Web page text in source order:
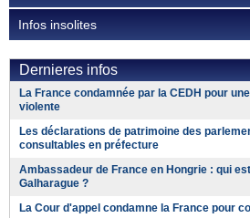
Infos insolites
Dernieres infos
La France condamnée par la CEDH pour
violente
Les déclarations de patrimoine des
consultables en préfecture
Ambassadeur de France en Hongrie : qui
Galharague ?
La Cour d'appel condamne la France pour